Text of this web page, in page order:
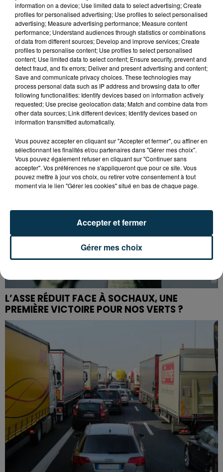
CYANOBACTÉRIES : LE PRÉFÊT PREND UN
ARRÊTÉ POUR LES ACTIVITÉS DE...
L’ASSE RÉDUIT FACE À SOCHAUX, UNE
PREMIÈRE VICTOIRE POUR NOS VERTS ?
information on a device; Use limited data to select advertising; Create
profiles for personalised advertising; Use profiles to select personalised
advertising; Measure advertising performance; Measure content
performance; Understand audiences through statistics or combinations
of data from different sources; Develop and improve services; Create
profiles to personalise content; Use profiles to select personalised
content; Use limited data to select content; Ensure security, prevent and
detect fraud, and fix errors; Deliver and present advertising and content;
Save and communicate privacy choices. These technologies may
process personal data such as IP address and browsing data to offer
following functionalities: Identify devices based on information actively
requested; Use precise geolocation data; Match and combine data from
other data sources; Link different devices; Identify devices based on
information transmitted automatically.
Vous pouvez accepter en cliquant sur "Accepter et fermer", ou affiner en
sélectionnant les finalités et/ou partenaires dans "Gérer mes choix".
Vous pouvez également refuser en cliquant sur "Continuer sans
accepter". Vos préférences ne s'appliqueront que pour ce site. Vous
pouvez mettre à jour vos choix, ou retirer votre consentement à tout
moment via le lien "Gérer les cookies" situé en bas de chaque page.
Gérer mes choix
Accepter et fermer